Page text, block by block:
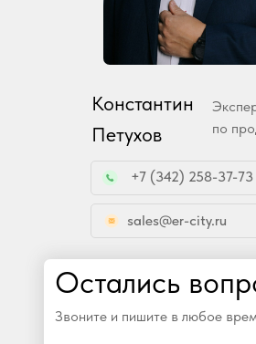
Константин
Петухов
по
Звоните и пишите в любое
sales@er-city.ru
+7 (342) 258-37-73
Остались